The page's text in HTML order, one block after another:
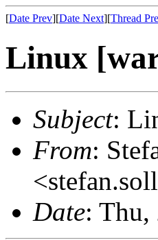
[Date Prev][Date Next][Thread
Linux
Subject:
From:
Date: Thu,